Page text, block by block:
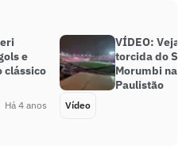
e
clássico
Há 4 anos
VÍDEO: Veja
torcida do
Morumbi na
Paulistão
Vídeo